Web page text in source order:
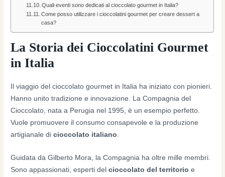
Quali eventi sono dedicati al cioccolato gourmet in Italia?
Come posso utilizzare i cioccolatini gourmet per creare dessert a
casa?
La Storia dei Cioccolatini Gourmet
in Italia
Il viaggio del cioccolato gourmet in Italia ha iniziato con pionieri.
Hanno unito tradizione e innovazione. La Compagnia del
Cioccolato, nata a Perugia nel 1995, è un esempio perfetto.
Vuole promuovere il consumo consapevole e la produzione
artigianale dicioccolato italiano
Guidata da Gilberto Mora, la Compagnia ha oltre mille membri.
Sono appassionati, esperti delcioccolato del territorio e